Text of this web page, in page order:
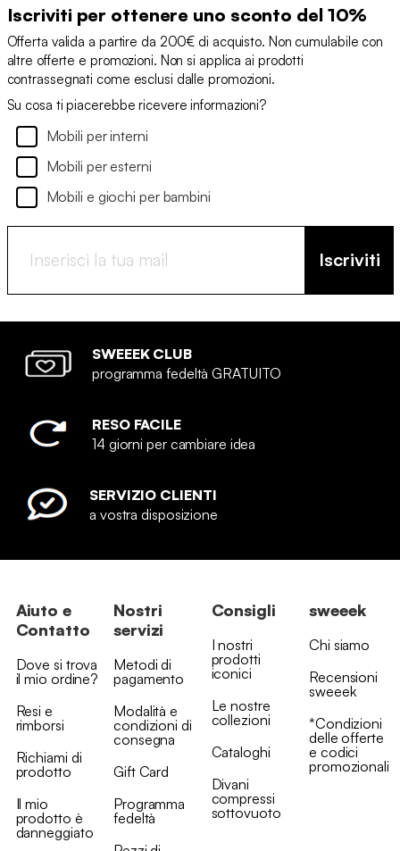
Iscriviti per ottenere uno sconto del 10%
Offerta valida a partire da 200€ di acquisto. Non cumulabile con
altre offerte e promozioni. Non si applica ai prodotti
contrassegnati come esclusi dalle promozioni.
Su cosa ti piacerebbe ricevere informazioni?
Mobili per interni
Mobili per esterni
Mobili e giochi per bambini
Iscriviti
SWEEEK CLUB
programma fedeltà GRATUITO
RESO FACILE
14 giorni per cambiare idea
SERVIZIO CLIENTI
a vostra disposizione
Aiuto e
Contatto
Dove si trova
il mio ordine?
Resi e
rimborsi
Richiami di
prodotto
Il mio
prodotto è
danneggiato
Nostri
servizi
Metodi di
pagamento
Modalità e
condizioni di
consegna
Gift Card
Programma
fedeltà
Consigli
I nostri
prodotti
iconici
Le nostre
collezioni
Cataloghi
Divani
compressi
sottovuoto
sweeek
Chi siamo
Recensioni
sweeek
*Condizioni
delle offerte
e codici
promozionali